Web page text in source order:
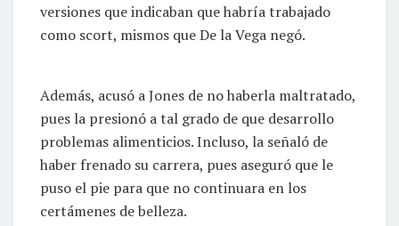
versiones que indicaban que habría trabajado
como scort, mismos que De la Vega negó.
Además, acusó a Jones de no haberla maltratado,
pues la presionó a tal grado de que desarrollo
problemas alimenticios. Incluso, la señaló de
haber frenado su carrera, pues aseguró que le
puso el pie para que no continuara en los
certámenes de belleza.